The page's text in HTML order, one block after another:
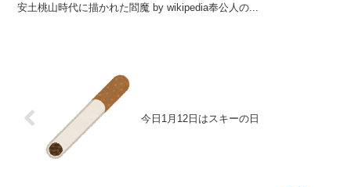
安土桃山時代に描かれた閻魔 by wikipedia奉公人の...
今日1月12日はスキーの日